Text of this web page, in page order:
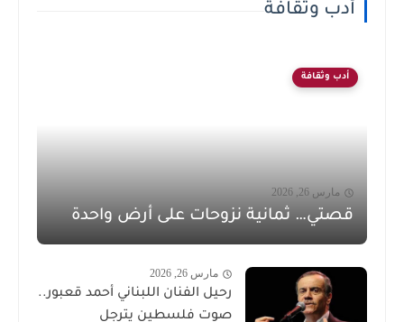
أدب وثقافة
أدب وثقافة
مارس 26, 2026
قصتي… ثمانية نزوحات على أرض واحدة
مارس 26, 2026
رحيل الفنان اللبناني أحمد قعبور..
صوت فلسطين يترجل